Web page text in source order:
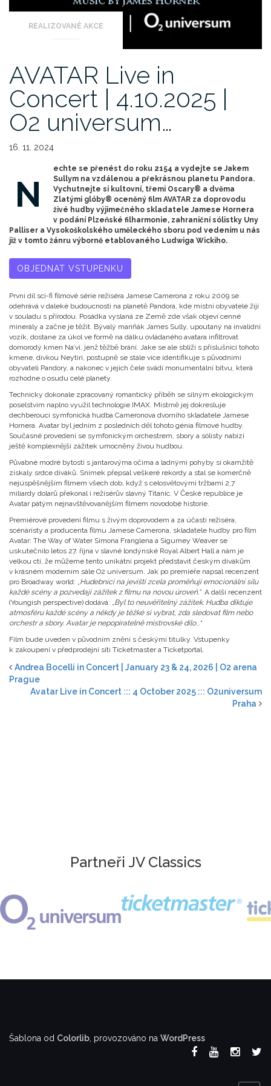
REALIZOVANÉ AKCE
AVATAR Live in
Concert | 4.10.2025 |
O2 universum…
16. 11. 2024
N
echte se přenést do roku 2154 a vydejte se Jakem
Sullym na vzdálenou a překrásnou planetu Pandora.
Vychutnejte si kultovní, třemi Oscary® a dvěma
Zlatými glóby® oceněný film AVATAR za doprovodu
živé hudby výjimečného skladatele Jamese Hornera
v podání Plzeňské filharmonie, zahraniční sólistky Uny
Palliser a Vysokoškolského uměleckého sboru pod vedením u nás
již v tomto žánru výborně etablovaného Ludwiga Wickiho.
OBJEDNAT VSTUPENKU
První díl sci-fi filmové série režiséra Jamese Camerona z roku 2009 se
odehrává v daleké budoucnosti na planetě Pandora, kde místní obyvatelé žijí
v souladu s přírodou. Posádka vyslaná ze Země zde však objeví cenné
minerály a začne je těžit. Bývalý mariňák James Sully, upoutaný na invalidní
vozík, dostane za úkol ve formě na dálku ovládaného avatara infiltrovat
domorodý kmen Na’vi, jenž těžbě brání. Jake se ale sblíží s příslušnicí tohoto
kmene, dívkou Neytiri, postupně se stále více identifikuje s původními
obyvateli Pandory, a nakonec v jejich čele svádí monumentální bitvu, která
rozhodne o osudu celé planety.
Technicky dokonale zpracovaný romantický příběh se silným ekologickým
poselstvím naplno využil technologie IMAX. Mistrně jej dokresluje
dechberoucí symfonická hudba Cameronova dvorního skladatele Jamese
Hornera. Avatar byl jedním z posledních děl tohoto génia filmové hudby.
Současné provedení se symfonickým orchestrem, sbory a sólisty nabízí
ještě komplexnější zážitek umocněný živou hudbou.
Půvabné modré bytosti s jantarovýma očima a ladnými pohyby si okamžitě
získaly srdce diváků. Snímek přepsal veškeré rekordy a stal se komerčně
nejúspěšnějším filmem všech dob, když s celosvětovými tržbami 2,7
miliardy dolarů překonal i režisérův slavný Titanic. V České republice je
Avatar pátým nejnavštěvovanějším filmem novodobé historie.
Premiérové provedení filmu s živým doprovodem a za účasti režiséra,
scénáristy a producenta filmu Jamese Camerona, skladatele hudby pro film
Avatar: The Way of Water Simona Franglena a Sigurney Weaver se
uskutečnilo letos 27. října v slavné londýnské Royal Albert Hall a nám je
velkou ctí, že můžeme tento unikátní projekt představit českým divákům
v krásném moderním sále O2 universum. Jak po premiéře napsal recenzent
pro Broadway world: „Hudebníci na jevišti zcela proměňují emocionální sílu
každé scény a pozvedají zážitek z filmu na novou úroveň.“A další recenzent
(Youngish perspective) dodává: „Byl to neuvěřitelný zážitek. Hudba diktuje
atmosféru každé scény a někdy je těžké si vybrat, zda sledovat film nebo
orchestr a sbory. Avatar je nepopiratelně mistrovské dílo…“
Film bude uveden v původním znění s českými titulky. Vstupenky
k zakoupení v předprodejní síti Ticketmaster a Ticketportal.
Andrea Bocelli in Concert | January 23 & 24, 2026 | O2 arena
Prague
Avatar Live in Concert ::: 4 October 2025 ::: O2universum
Praha
Partneři JV Classics
Šablona od Colorlib , provozováno na WordPress